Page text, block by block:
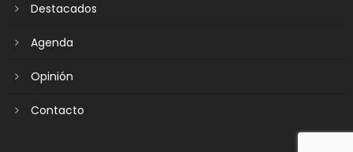
Destacados
Agenda
Opinión
Contacto